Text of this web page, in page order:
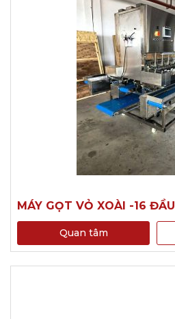
MÁY GỌT VỎ XOÀI -16 ĐẦU
Quan tâm